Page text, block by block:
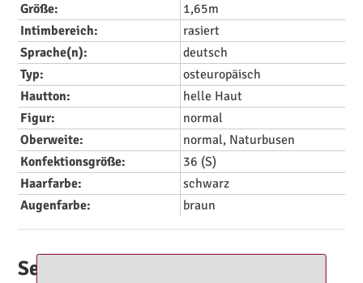
Größe:
1,65m
Intimbereich:
rasiert
Sprache(n):
deutsch
Typ:
osteuropäisch
Hautton:
helle Haut
Figur:
normal
Oberweite:
normal, Naturbusen
Konfektionsgröße:
36 (S)
Haarfarbe:
schwarz
Augenfarbe:
braun
Service